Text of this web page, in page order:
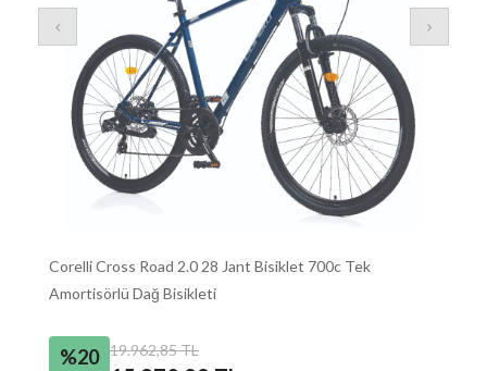
Corelli Cross Road 2.0 28 Jant Bisiklet 700c Tek
Amortisörlü Dağ Bisikleti
%20 19.962,85 TL